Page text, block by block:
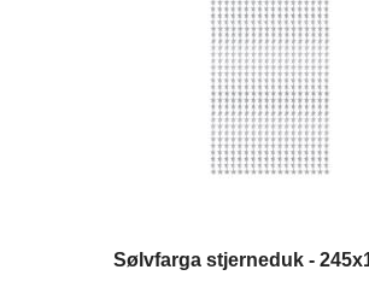
Sølvfarga stjerneduk -